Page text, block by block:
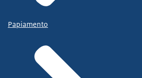
Papiamento